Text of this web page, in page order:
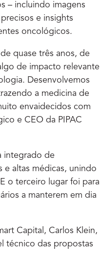
– incluindo imagens
e insights
oncológicos.
quase três anos, de
de impacto relevante
Desenvolvemos
a medicina de
envaidecidos com
e CEO da PIPAC
integrado de
altas médicas, unindo
o terceiro lugar foi para
a manterem em dia
Capital, Carlos Klein,
técnico das propostas